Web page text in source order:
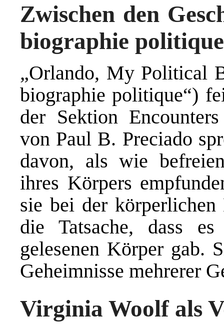
Zwischen den
biographie
„Orlando, My Political
biographie politique“)
der Sektion
von Paul B. Preciado
davon, als wie
ihres Körpers
sie bei der
die Tatsache, dass
gelesenen Körper gab.
Geheimnisse mehrerer
Virginia Woolf als